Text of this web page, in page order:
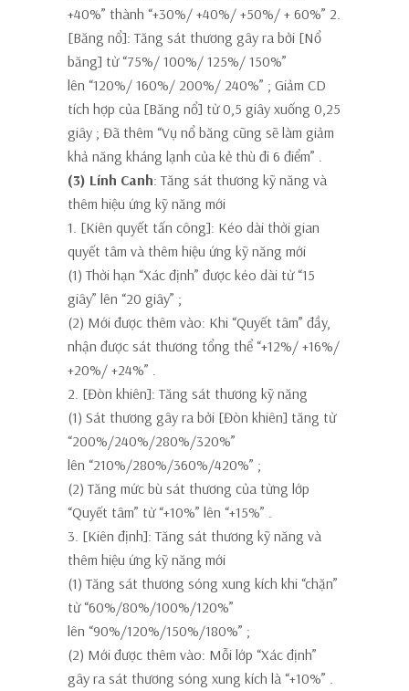
+40%” thành “+30%/ +40%/ +50%/ + 60%” 2.
[Băng nổ]: Tăng sát thương gây ra bởi [Nổ
băng] từ “75%/ 100%/ 125%/ 150%”
lên “120%/ 160%/ 200%/ 240%” ; Giảm CD
tích hợp của [Băng nổ] từ 0,5 giây xuống 0,25
giây ; Đã thêm “Vụ nổ băng cũng sẽ làm giảm
khả năng kháng lạnh của kẻ thù đi 6 điểm”
(3) Lính Canh: Tăng sát thương kỹ năng và
thêm hiệu ứng kỹ năng mới
1. [Kiên quyết tấn công]: Kéo dài thời gian
quyết tâm và thêm hiệu ứng kỹ năng mới
(1) Thời hạn “Xác định” được kéo dài từ “15
giây” lên “20 giây” ;
(2) Mới được thêm vào: Khi “Quyết tâm” đầy,
nhận được sát thương tổng thể “+12%/ +16%/
+20%/ +24%”
2. [Đòn khiên]: Tăng sát thương kỹ năng
(1) Sát thương gây ra bởi [Đòn khiên] tăng từ
“200%/240%/280%/320%”
lên “210%/280%/360%/420%” ;
(2) Tăng mức bù sát thương của từng lớp
“Quyết tâm” từ “+10%” lên “+15%”
3. [Kiên định]: Tăng sát thương kỹ năng và
thêm hiệu ứng kỹ năng mới
(1) Tăng sát thương sóng xung kích khi “chặn”
từ “60%/80%/100%/120%”
lên “90%/120%/150%/180%” ;
(2) Mới được thêm vào: Mỗi lớp “Xác định”
gây ra sát thương sóng xung kích là “+10%”